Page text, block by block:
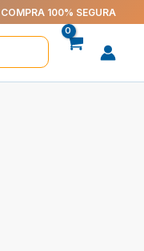
COMPRA 100% SEGURA